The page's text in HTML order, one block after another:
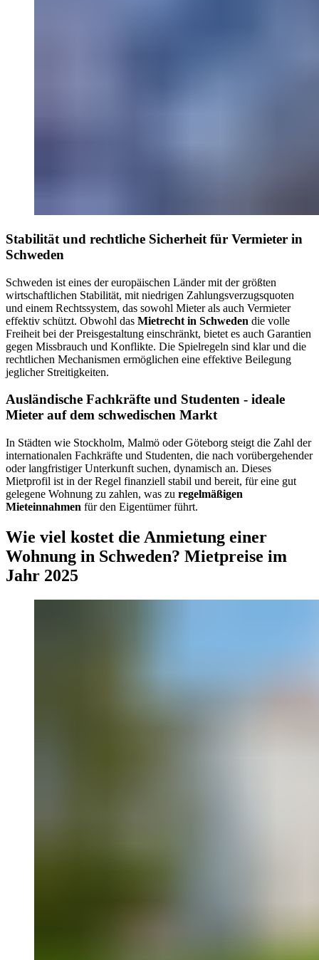
Stabilität und rechtliche Sicherheit für Vermieter in
Schweden
Schweden ist eines der europäischen Länder mit der größten
wirtschaftlichen Stabilität, mit niedrigen Zahlungsverzugsquoten
und einem Rechtssystem, das sowohl Mieter als auch Vermieter
effektiv schützt. Obwohl das Mietrecht in Schweden die volle
Freiheit bei der Preisgestaltung einschränkt, bietet es auch Garantien
gegen Missbrauch und Konflikte. Die Spielregeln sind klar und die
rechtlichen Mechanismen ermöglichen eine effektive Beilegung
jeglicher Streitigkeiten.
Ausländische Fachkräfte und Studenten - ideale
Mieter auf dem schwedischen Markt
In Städten wie Stockholm, Malmö oder Göteborg steigt die Zahl der
internationalen Fachkräfte und Studenten, die nach vorübergehender
oder langfristiger Unterkunft suchen, dynamisch an. Dieses
Mietprofil ist in der Regel finanziell stabil und bereit, für eine gut
gelegene Wohnung zu zahlen, was zu regelmäßigen
Mieteinnahmen für den Eigentümer führt.
Wie viel kostet die Anmietung einer
Wohnung in Schweden? Mietpreise im
Jahr 2025